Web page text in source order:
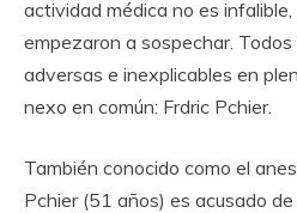
actividad médica no es
empezaron a sospechar.
adversas e inexplicables en
nexo en común: Frdric Pchier.
También conocido como el
Pchier (51 años) es acusado